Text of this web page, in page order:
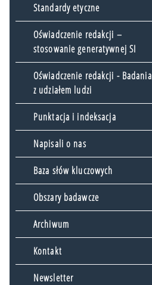
Standardy etyczne
Oświadczenie redakcji –
stosowanie generatywnej SI
Oświadczenie redakcji - Badania
z udziałem ludzi
Punktacja i indeksacja
Napisali o nas
Baza słów kluczowych
Obszary badawcze
Archiwum
Kontakt
Newsletter